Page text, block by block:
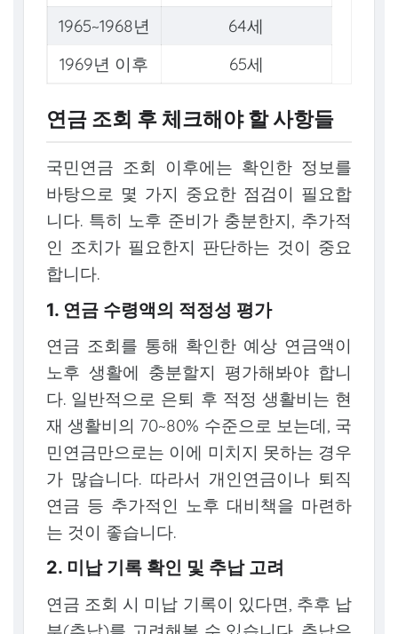
1965~1968년
64세
1969년 이후
65세
연금 조회 후 체크해야 할 사항들
국민연금 조회 이후에는 확인한 정보를
바탕으로 몇 가지 중요한 점검이 필요합
니다. 특히 노후 준비가 충분한지, 추가적
인 조치가 필요한지 판단하는 것이 중요
합니다.
1. 연금 수령액의 적정성 평가
연금 조회를 통해 확인한 예상 연금액이
노후 생활에 충분할지 평가해봐야 합니
다. 일반적으로 은퇴 후 적정 생활비는 현
재 생활비의 70~80% 수준으로 보는데, 국
민연금만으로는 이에 미치지 못하는 경우
가 많습니다. 따라서 개인연금이나 퇴직
연금 등 추가적인 노후 대비책을 마련하
는 것이 좋습니다.
2. 미납 기록 확인 및 추납 고려
연금 조회 시 미납 기록이 있다면, 추후 납